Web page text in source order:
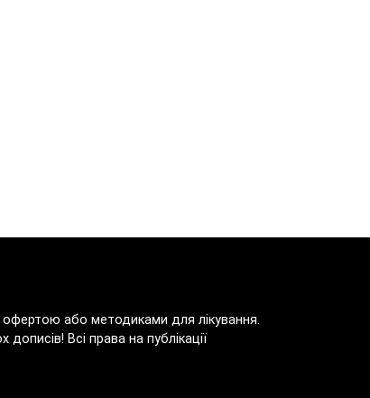
офертою або методиками для лікування.
Всі права на публікації